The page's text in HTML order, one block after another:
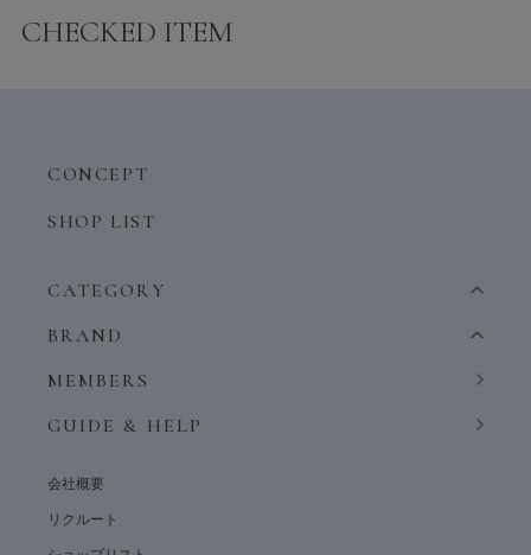
CHECKED ITEM
CONCEPT
SHOP LIST
CATEGORY
BRAND
MEMBERS
GUIDE & HELP
会社概要
リクルート